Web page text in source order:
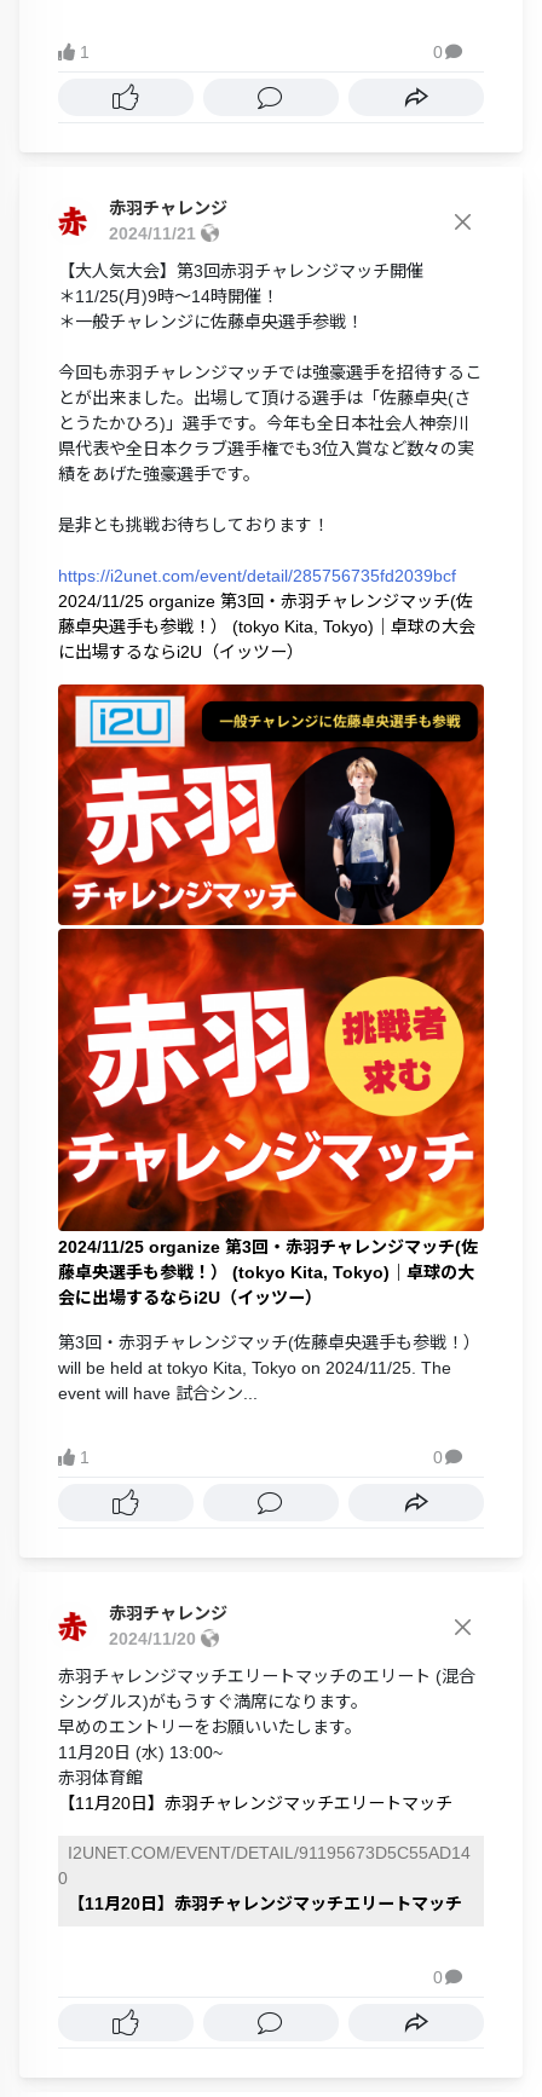
1 0
赤羽チャレンジ
2024/11/21
【大人気大会】第3回赤羽チャレンジマッチ開催
＊11/25(月)9時～14時開催！
＊一般チャレンジに佐藤卓央選手参戦！
今回も赤羽チャレンジマッチでは強豪選手を招待するこ
とが出来ました。出場して頂ける選手は「佐藤卓央(さ
とうたかひろ)」選手です。今年も全日本社会人神奈川
県代表や全日本クラブ選手権でも3位入賞など数々の実
績をあげた強豪選手です。
是非とも挑戦お待ちしております！
https://i2unet.com/event/detail/285756735fd2039bcf
2024/11/25 organize 第3回・赤羽チャレンジマッチ(佐
藤卓央選手も参戦！） (tokyo Kita, Tokyo)｜卓球の大会
に出場するならi2U（イッツー）
2024/11/25 organize 第3回・赤羽チャレンジマッチ(佐
藤卓央選手も参戦！） (tokyo Kita, Tokyo)｜卓球の大
会に出場するならi2U（イッツー）
第3回・赤羽チャレンジマッチ(佐藤卓央選手も参戦！）
will be held at tokyo Kita, Tokyo on 2024/11/25. The
event will have 試合シン...
1 0
赤羽チャレンジ
2024/11/20
赤羽チャレンジマッチエリートマッチのエリート (混合
シングルス)がもうすぐ満席になります。
早めのエントリーをお願いいたします。
11月20日 (水) 13:00~
赤羽体育館
【11月20日】赤羽チャレンジマッチエリートマッチ
I2UNET.COM/EVENT/DETAIL/91195673D5C55AD14
0
【11月20日】赤羽チャレンジマッチエリートマッチ
0